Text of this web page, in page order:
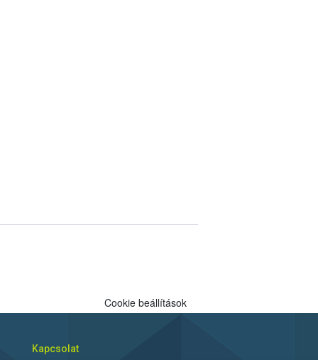
Cookie beállítások
Kapcsolat